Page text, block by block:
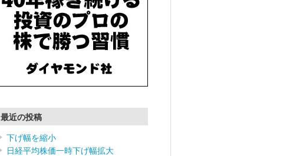
最近の投稿
下げ幅を縮小
日経平均株価一時下げ幅拡大